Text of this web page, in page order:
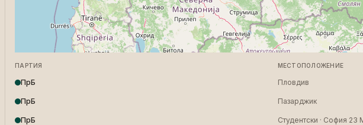
ПАРТИЯ МЕСТОПОЛОЖЕНИЕ
ПрБ Пловдив
ПрБ Пазарджик
ПрБ Студентски · София 23